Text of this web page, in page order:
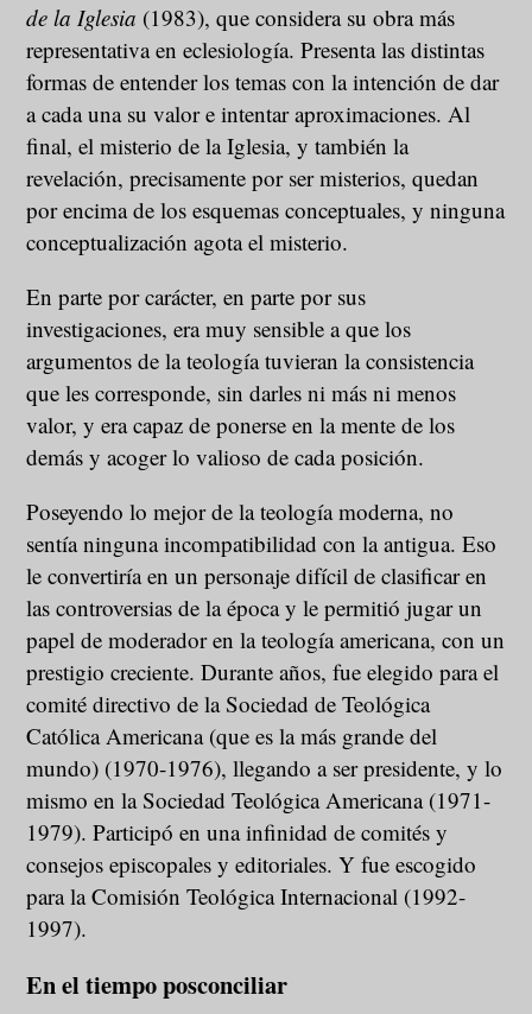
de la Iglesia (1983), que considera su obra más
representativa en eclesiología. Presenta las distintas
formas de entender los temas con la intención de dar
a cada una su valor e intentar aproximaciones. Al
final, el misterio de la Iglesia, y también la
revelación, precisamente por ser misterios, quedan
por encima de los esquemas conceptuales, y ninguna
conceptualización agota el misterio.
En parte por carácter, en parte por sus
investigaciones, era muy sensible a que los
argumentos de la teología tuvieran la consistencia
que les corresponde, sin darles ni más ni menos
valor, y era capaz de ponerse en la mente de los
demás y acoger lo valioso de cada posición.
Poseyendo lo mejor de la teología moderna, no
sentía ninguna incompatibilidad con la antigua. Eso
le convertiría en un personaje difícil de clasificar en
las controversias de la época y le permitió jugar un
papel de moderador en la teología americana, con un
prestigio creciente. Durante años, fue elegido para el
comité directivo de la Sociedad de Teológica
Católica Americana (que es la más grande del
mundo) (1970-1976), llegando a ser presidente, y lo
mismo en la Sociedad Teológica Americana (1971-
1979). Participó en una infinidad de comités y
consejos episcopales y editoriales. Y fue escogido
para la Comisión Teológica Internacional (1992-
1997).
En el tiempo posconciliar